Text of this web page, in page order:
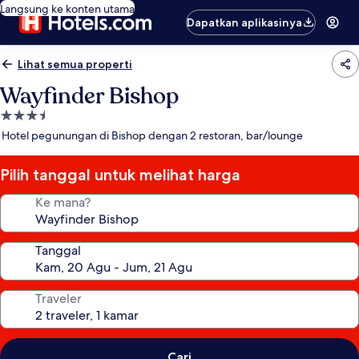
Langsung ke konten utama
Dapatkan aplikasinya
Lihat semua properti
Wayfinder Bishop
Properti
bintang
Hotel pegunungan di Bishop dengan 2 restoran, bar/lounge
Pilih tanggal untuk melihat harga
Ke mana?
Tanggal
Traveler